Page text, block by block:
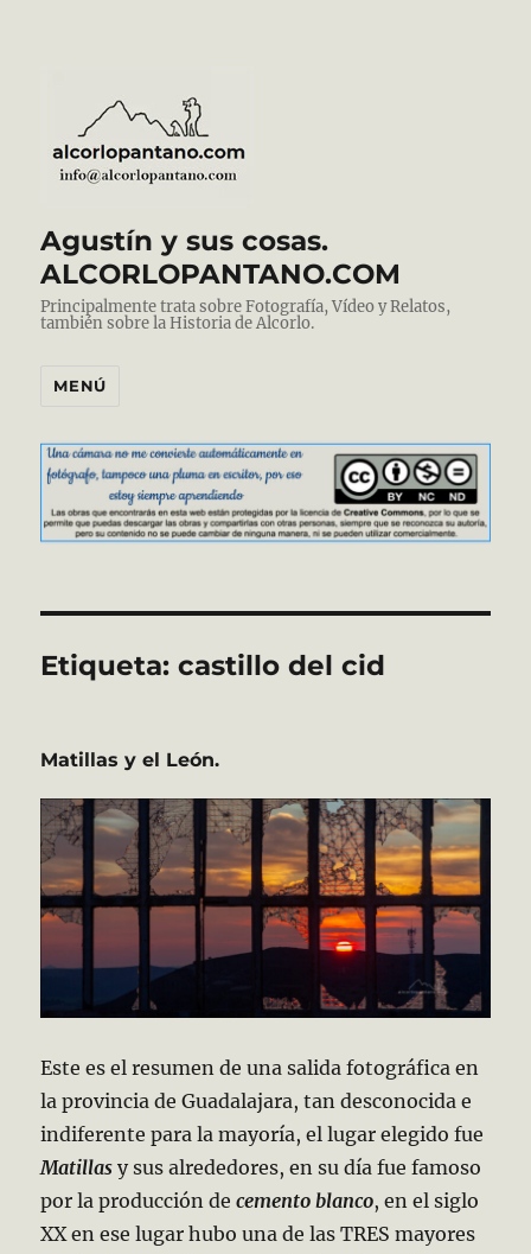
Agustín y sus cosas.
ALCORLOPANTANO.COM
Principalmente trata sobre Fotografía, Vídeo y Relatos,
también sobre la Historia de Alcorlo.
MENÚ
Etiqueta:castillo del cid
Matillas y el León.
Este es el resumen de una salida fotográfica en
la provincia de Guadalajara, tan desconocida e
indiferente para la mayoría, el lugar elegido fue
Matillasy sus alrededores, en su día fue famoso
por la producción decemento blanco, en el siglo
XX en ese lugar hubo una de las TRES mayores